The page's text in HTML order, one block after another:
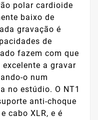
polar cardioide
baixo de
gravação é
de
fazem com que
a gravar
o num
no estúdio. O NT1
anti-choque
cabo XLR, e é